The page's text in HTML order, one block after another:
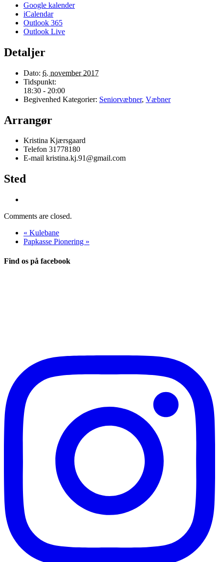
Google kalender
iCalendar
Outlook 365
Outlook Live
Detaljer
Dato: 6. november 2017
Tidspunkt:
18:30 - 20:00
Begivenhed Kategorier: Seniorvæbner, Væbner
Arrangør
Kristina Kjærsgaard
Telefon 31778180
E-mail kristina.kj.91@gmail.com
Sted
Comments are closed.
« Kulebane
Papkasse Pionering »
Find os på facebook